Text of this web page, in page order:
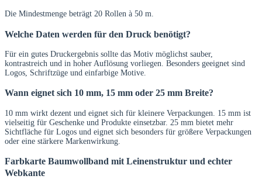
Die Mindestmenge beträgt 20 Rollen à 50 m.
Welche Daten werden für den Druck benötigt?
Für ein gutes Druckergebnis sollte das Motiv möglichst sauber,
kontrastreich und in hoher Auflösung vorliegen. Besonders geeignet sind
Logos, Schriftzüge und einfarbige Motive.
Wann eignet sich 10 mm, 15 mm oder 25 mm Breite?
10 mm wirkt dezent und eignet sich für kleinere Verpackungen. 15 mm ist
vielseitig für Geschenke und Produkte einsetzbar. 25 mm bietet mehr
Sichtfläche für Logos und eignet sich besonders für größere Verpackungen
oder eine stärkere Markenwirkung.
Farbkarte Baumwollband mit Leinenstruktur und echter
Webkante